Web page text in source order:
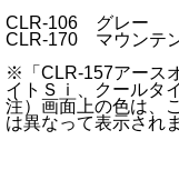
CLR-106 グレー
CLR-170 マウンテ
※「CLR-157アース
イトＳｉ、クールタ
注）画面上の色は、
は異なって表示され